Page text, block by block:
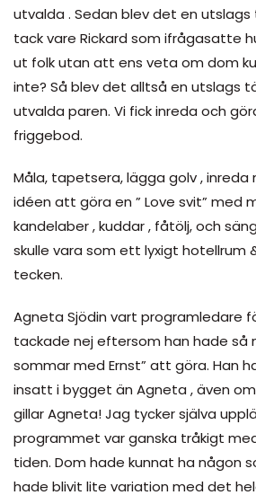
utvalda . Sedan blev det en
tack vare Rickard som ifrågasatte
ut folk utan att ens veta om dom
inte? Så blev det alltså en utslags
utvalda paren. Vi fick inreda och
friggebod.
Måla, tapetsera, lägga golv , inreda
idéen att göra en ” Love svit” med
kandelaber , kuddar , fåtölj, och
skulle vara som ett lyxigt hotellrum
tecken.
Agneta Sjödin vart programledare
tackade nej eftersom han hade så
sommar med Ernst” att göra. Han
insatt i bygget än Agneta , även
gillar Agneta! Jag tycker själva
programmet var ganska tråkigt
tiden. Dom hade kunnat ha någon
hade blivit lite variation med det